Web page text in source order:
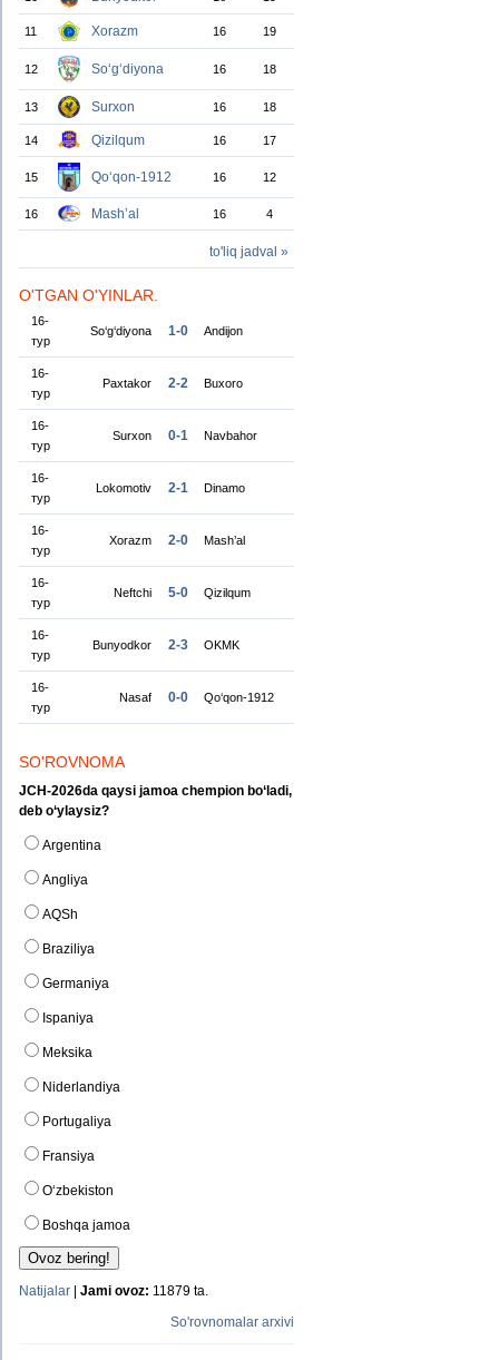
11 Xorazm 16 19
12 So‘g‘diyona 16 18
13 Surxon 16 18
14 Qizilqum 16 17
15 Qo‘qon-1912 16 12
16 Mash’al 16 4
to'liq jadval »
O'TGAN O'YINLAR.
16-
тур
So‘g‘diyona 1-0 Andijon
16-
тур
Paxtakor 2-2 Buxoro
16-
тур
Surxon 0-1 Navbahor
16-
тур
Lokomotiv 2-1 Dinamo
16-
тур
Xorazm 2-0 Mash’al
16-
тур
Neftchi 5-0 Qizilqum
16-
тур
Bunyodkor 2-3 OKMK
16-
тур
Nasaf 0-0 Qo‘qon-1912
SO'ROVNOMA
JCH-2026da qaysi jamoa chempion bo‘ladi,
deb o‘ylaysiz?
Argentina
Angliya
AQSh
Braziliya
Germaniya
Ispaniya
Meksika
Niderlandiya
Portugaliya
Fransiya
O‘zbekiston
Boshqa jamoa
Natijalar | Jami ovoz: 11879 ta.
So'rovnomalar arxivi